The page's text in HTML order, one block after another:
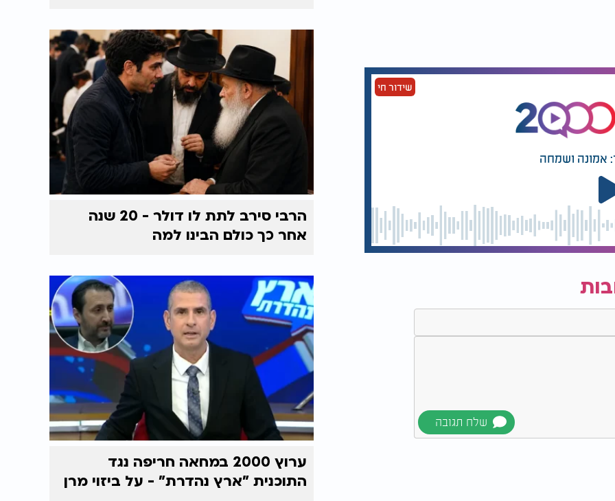
שידור חי
אמונה ושמחה
הרבי סירב לתת לו דולר - 20 שנה
אחר כך כולם הבינו למה
ערוץ 2000 במחאה חריפה נגד
התוכנית "ארץ נהדרת" - על ביזוי מרן